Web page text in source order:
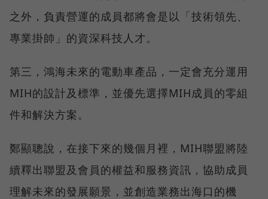
之外，負責營運的成員都將會是以「技術領先、
專業掛帥」的資深科技人才。
第三，鴻海未來的電動車產品，一定會充分運用
MIH的設計及標準，並優先選擇MIH成員的零組
件和解決方案。
鄭顯聰說，在接下來的幾個月裡，MIH聯盟將陸
續釋出聯盟及會員的權益和服務資訊，協助成員
理解未來的發展願景，並創造業務出海口的機